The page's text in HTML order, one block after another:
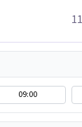
09:00